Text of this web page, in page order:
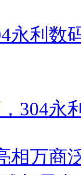
永利
，304
万商